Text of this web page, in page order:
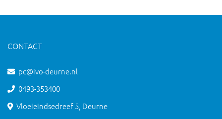
CONTACT
pc@ivo-deurne.nl
0493-353400
Vloeieindsedreef 5, Deurne